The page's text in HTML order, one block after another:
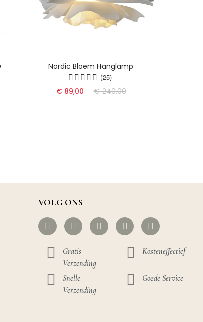
Nordic Bloem Hanglamp
(25)
€ 89,00 € 240,00
VOLG ONS
Gratis
Verzending
Kosteneffectief
Snelle
Verzending
Goede Service